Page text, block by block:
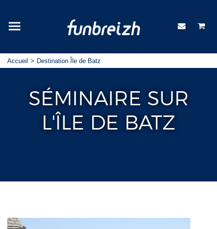
Accueil Destination Île de Batz
SÉMINAIRE SUR
L'ÎLE DE BATZ